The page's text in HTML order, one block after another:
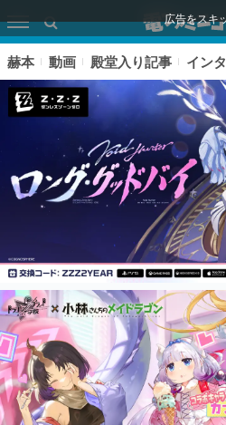
広告をスキ
ピックアップ
電ファミのいま読まれている記事ラ
アプリセール情報
赫本 動画 殿堂入り記事 イン